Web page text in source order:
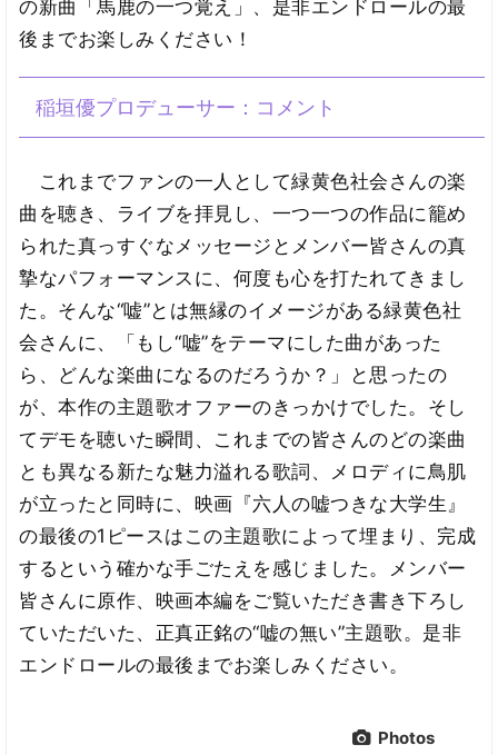
の新曲「馬鹿の一つ覚え」、是非エンドロールの最
後までお楽しみください！
稲垣優プロデューサー：コメント
これまでファンの一人として緑黄色社会さんの楽
曲を聴き、ライブを拝見し、一つ一つの作品に籠め
られた真っすぐなメッセージとメンバー皆さんの真
摯なパフォーマンスに、何度も心を打たれてきまし
た。そんな“嘘”とは無縁のイメージがある緑黄色社
会さんに、「もし“嘘”をテーマにした曲があった
ら、どんな楽曲になるのだろうか？」と思ったの
が、本作の主題歌オファーのきっかけでした。そし
てデモを聴いた瞬間、これまでの皆さんのどの楽曲
とも異なる新たな魅力溢れる歌詞、メロディに鳥肌
が立ったと同時に、映画『六人の嘘つきな大学生』
の最後の1ピースはこの主題歌によって埋まり、完成
するという確かな手ごたえを感じました。メンバー
皆さんに原作、映画本編をご覧いただき書き下ろし
ていただいた、正真正銘の“嘘の無い”主題歌。是非
エンドロールの最後までお楽しみください。
Photos